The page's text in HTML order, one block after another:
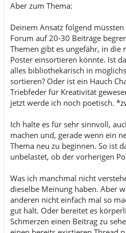
Aber zum Thema:
Deinem Ansatz folgend
Forum auf 20-30 Beiträge
Themen gibt es ungefähr, in die
Poster einsortieren könnte. Ist
alles bibliothekarisch in
sortieren? Oder ist ein Hauch
Triebfeder für Kreativität
jetzt werde ich noch poetisch.
Ich halte es für sehr sinnvoll,
machen und, gerade wenn ein
Thema neu zu beginnen. So ist
unbelastet, ob der vorherigen
Was ich manchmal nicht
dieselbe Meinung haben. Aber
anderen nicht einfach mal so
gut hält. Oder bereitet es
Schmerzen einen Beitrag zu